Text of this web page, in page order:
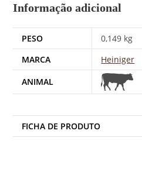
Informação adicional
PESO
0,149 kg
MARCA
Heiniger
ANIMAL
FICHA DE PRODUTO